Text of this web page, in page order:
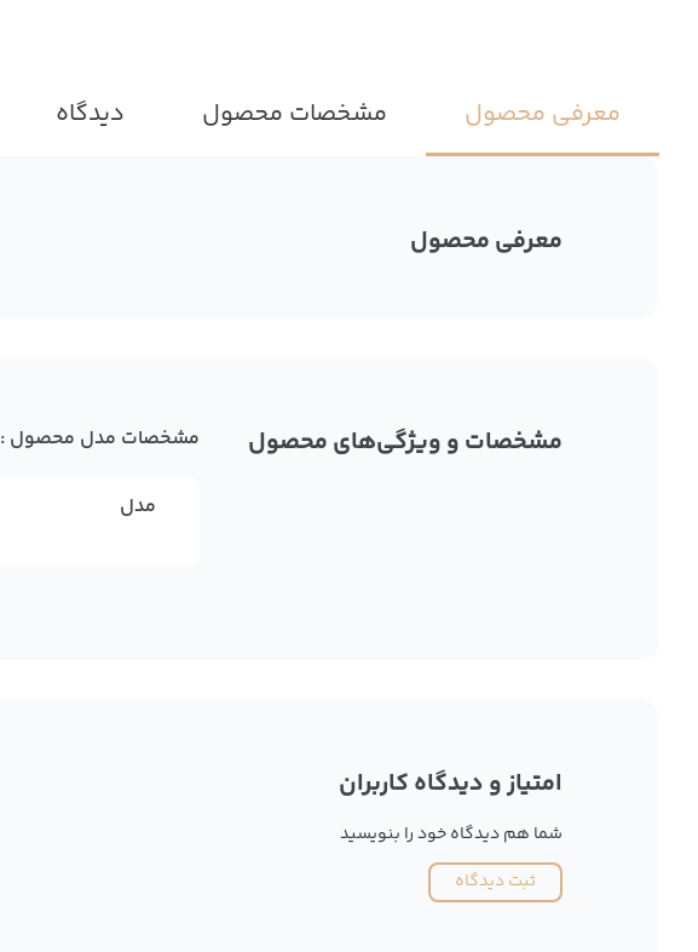
معرفی محصول مشخصات محصول دیدگاه
معرفی محصول
مشخصات و ویژگی‌های محصول مشخصات مدل محصول :
مدل
امتیاز و دیدگاه کاربران
شما هم دیدگاه خود را بنویسید
ثبت دیدگاه